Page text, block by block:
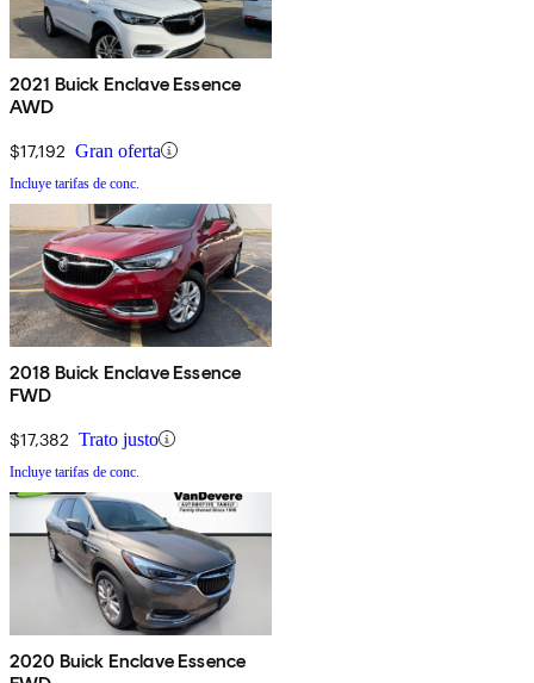
2021 Buick Enclave Essence
AWD
$17,192 Gran oferta
Incluye tarifas de conc.
2018 Buick Enclave Essence
FWD
$17,382 Trato justo
Incluye tarifas de conc.
2020 Buick Enclave Essence